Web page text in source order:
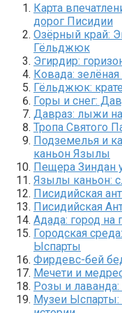
Карта
дорог Писидии
Озёрный край:
Гёльджюк
Эгирдир:
Ковада:
Гёльджюк:
Горы и снег:
Давраз: лыжи
Тропа Святого
Подземелья и
каньон Язылы
Пещера Зиндан
Язылы каньон:
Писидийская
Писидийская
Адада: город на
Городская
Ыспарты
Фирдевс-бей
Мечети и
Розы и
Музеи Ыспарты: